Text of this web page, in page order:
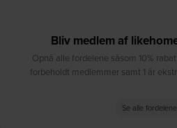
Bliv medlem af
Opnå alle fordelene såsom 10%
forbeholdt medlemmer samt 1 år
Se alle